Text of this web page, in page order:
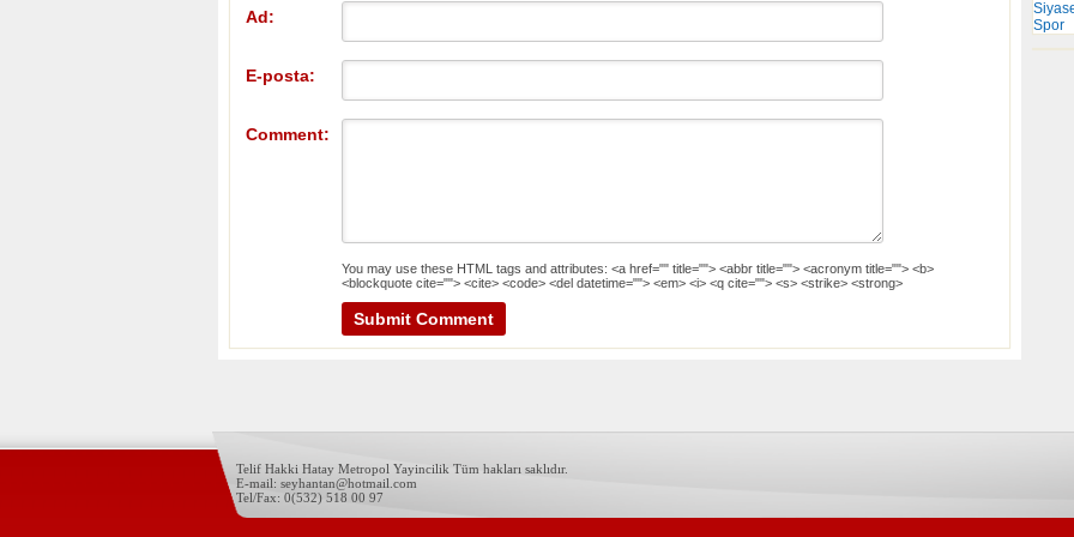
Ad:
E-posta:
Comment:
You may use these HTML tags and attributes: <a href="" title=""> <abbr title=""> <acronym title=""> <b>
<blockquote cite=""> <cite> <code> <del datetime=""> <em> <i> <q cite=""> <s> <strike> <strong>
Spor
Telif Hakki Hatay Metropol Yayincilik Tüm hakları saklıdır.
E-mail: seyhantan@hotmail.com
Tel/Fax: 0(532) 518 00 97